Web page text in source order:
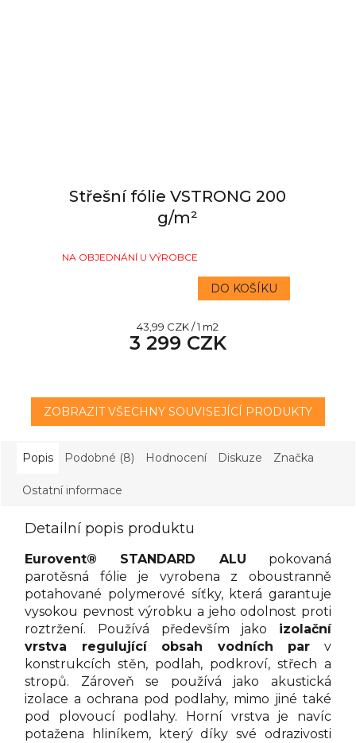
Střešní fólie VSTRONG 200
g/m²
NA OBJEDNÁNÍ U VÝROBCE
3 299 CZK
Měrná
cena:
43,99 CZK / 1 m2
DO KOŠÍKU
ZOBRAZIT VŠECHNY SOUVISEJÍCÍ PRODUKTY
Popis Podobné (8) Hodnocení Diskuze Značka
Ostatní informace
Detailní popis produktu
Eurovent® STANDARD ALU pokovaná
parotěsná fólie je vyrobena z oboustranně
potahované polymerové síťky, která garantuje
vysokou pevnost výrobku a jeho odolnost proti
roztržení. Používá především jako izolační
vrstva regulující obsah vodních par v
konstrukcích stěn, podlah, podkroví, střech a
stropů. Zároveň se používá jako akustická
izolace a ochrana pod podlahy, mimo jiné také
pod plovoucí podlahy. Horní vrstva je navíc
potažena hliníkem, který díky své odrazivosti